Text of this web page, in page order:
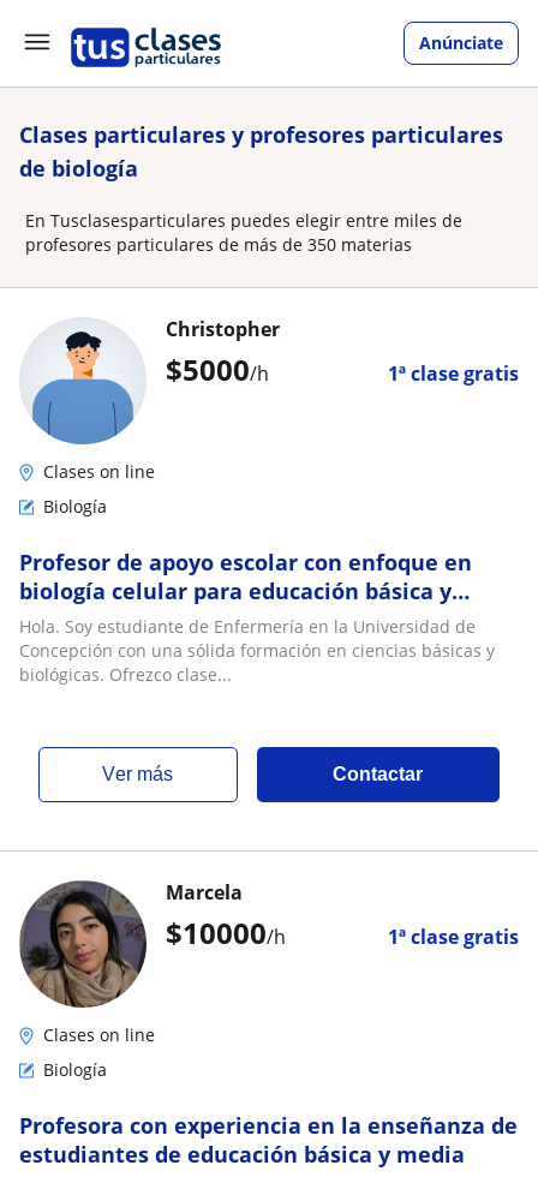
Anúnciate
Clases particulares y profesores particulares
de biología
En Tusclasesparticulares puedes elegir entre miles de
profesores particulares de más de 350 materias
$5000/h 1ª clase gratis
Christopher
Clases on line
Biología
Profesor de apoyo escolar con enfoque en
biología celular para educación básica y
media
Hola. Soy estudiante de Enfermería en la Universidad de
Concepción con una sólida formación en ciencias básicas y
biológicas. Ofrezco clase...
ver más Contactar
$10000/h 1ª clase gratis
Marcela
Clases on line
Biología
Profesora con experiencia en la enseñanza de
estudiantes de educación básica y media